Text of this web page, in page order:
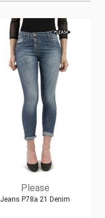
Please
Jeans P78a 21 Denim